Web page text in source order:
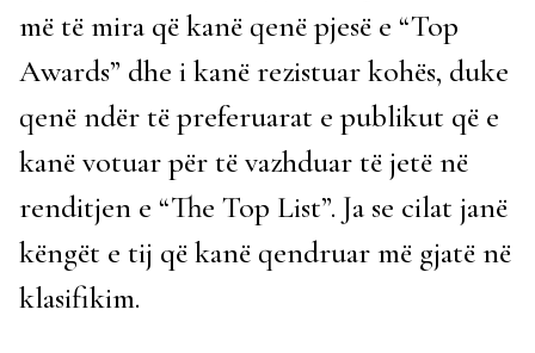
më të mira që kanë qenë pjesë e “Top
Awards” dhe i kanë rezistuar kohës, duke
qenë ndër të preferuarat e publikut që e
kanë votuar për të vazhduar të jetë në
renditjen e “The Top List”. Ja se cilat janë
këngët e tij që kanë qendruar më gjatë në
klasifikim.